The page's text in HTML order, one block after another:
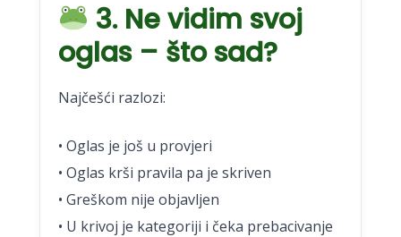
3. Ne vidim svoj
oglas – što sad?
Najčešći razlozi:
• Oglas je još u provjeri
• Oglas krši pravila pa je skriven
• Greškom nije objavljen
• U krivoj je kategoriji i čeka prebacivanje